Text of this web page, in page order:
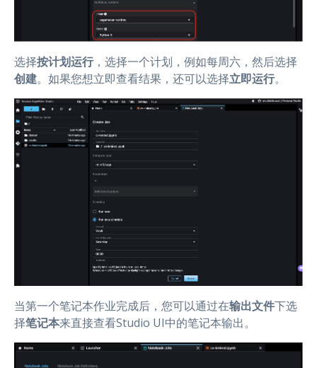
选择按计划运行，选择一个计划，例如每周六，然后选择
创建。如果您想立即查看结果，还可以选择立即运行。
当第一个笔记本作业完成后，您可以通过在输出文件下选
择笔记本来直接查看Studio UI中的笔记本输出。